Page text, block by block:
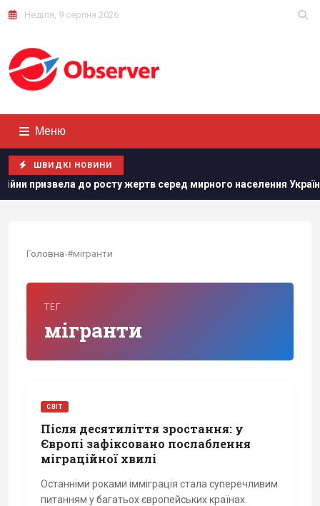
Неділя, 9 серпня 2026
Меню
ШВИДКІ НОВИНИ
до росту жертв серед мирного населення України, – CNN
Головна›#мігранти
ТЕГ
мігранти
СВІТ
Після десятиліття зростання: у
Європі зафіксовано послаблення
міграційної хвилі
Останніми роками імміграція стала суперечливим
питанням у багатьох європейських країнах.